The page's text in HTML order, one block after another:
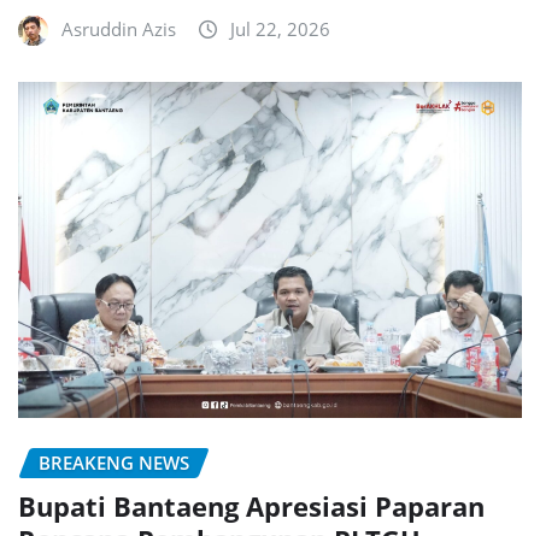
Asruddin Azis Jul 22, 2026
BREAKENG NEWS
Bupati Bantaeng Apresiasi Paparan